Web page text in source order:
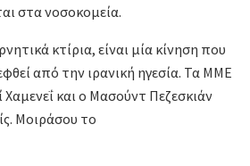
στα νοσοκομεία.
κτίρια, είναι μία κίνηση που
από την ιρανική ηγεσία. Τα ΜΜΕ
Χαμενεΐ και ο Μασούντ Πεζεσκιάν
Μοιράσου το